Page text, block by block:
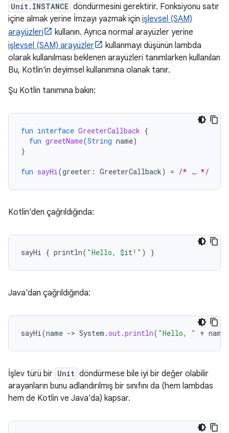
Unit.INSTANCE döndürmesini gerektirir. Fonksiyonu satır
içine almak yerine İmzayı yazmak için işlevsel (SAM)
arayüzleri
kullanın. Ayrıca normal arayüzler yerine
işlevsel (SAM) arayüzler
kullanmayı düşünün lambda
olarak kullanılması beklenen arayüzleri tanımlarken kullanılan
Bu, Kotlin'in deyimsel kullanımına olanak tanır.
Şu Kotlin tanımına bakın:
fun interface GreeterCallback {
fun greetName(String name)
}
fun sayHi(greeter : GreeterCallback) = /* … */
Kotlin'den çağrıldığında:
sayHi { println( "Hello, $it!" ) }
Java'dan çağrıldığında:
sayHi(name -> System .out.println( "Hello, " + name
İşlev türü bir Unit döndürmese bile iyi bir değer olabilir
arayanların bunu adlandırılmış bir sınıfını da (hem lambdas
hem de Kotlin ve Java'da) kapsar.